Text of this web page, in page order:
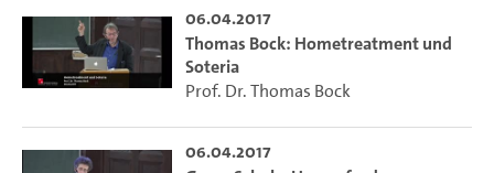
06.04.2017
Thomas Bock: Hometreatment und
Soteria
Prof. Dr. Thomas Bock
06.04.2017